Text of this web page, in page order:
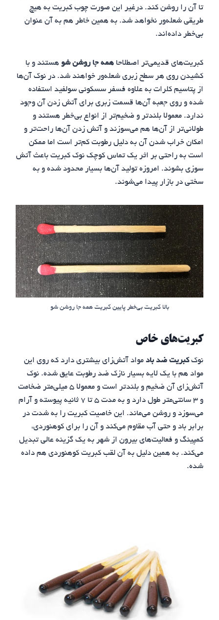
تا آن را روشن کند. درغیر این صورت چوب ‌کبریت به هیچ
طریقی شعله‌ور نخواهد شد. به همین خاطر هم به آن عنوان
بی‌خطر داده‌اند.
کبریت‌های قدیمی‌تر اصطلاحا همه جا روشن شو هستند و با
کشیدن روی هر سطح زبری شعله‌ور خواهند شد. در نوک آن‌ها
از پتاسیم کلرات به علاوه فسفر سسکوئی‌ سولفید استفاده
شده و روی جعبه آن‌ها قسمت زبری برای آتش زدن آن وجود
ندارد. معمولا بلندتر و ضخیم‌تر از انواع بی‌خطر هستند و
طولانی‌تر از آن‌ها هم می‌سوزند و آتش زدن آن‌ها راحت‌تر و
امکان خراب شدن آن به دلیل رطوبت کم‌تر است اما ممکن
است به راحتی بر اثر یک تماس کوچک نوک کبریت باعث آتش
سوزی بشوند. امروزه تولید آن‌ها بسیار محدود شده و به
سختی در بازار پیدا می‌شوند.
بالا کبریت بی‌خطر پایین کبریت همه جا روشن شو
کبریت‌های خاص
نوککبریت ضد باد مواد آتش‌زای بیشتری دارد که روی این
مواد هم با یک لایه بسیار نازک ضد رطوبت عایق شده. نوک
آتش‌زای آن ضخیم و بلندتر است و معمولا ۵ میلی‌متر ضخامت
و ۳ سانتی‌متر طول دارد و به مدت ۵ تا ۷ ثانیه پیوسته و آرام
می‌سوزد و روشن می‌ماند. این خاصیت کبریت را به شدت در
برابر باد و حتی آب مقاوم می‌کند و آن را برای کوهنوردی،
کمپینگ و فعالیت‌های بیرون از شهر به یک گزینه عالی تبدیل
می‌کند. به همین دلیل به آن لقب کبریت کوهنوردی هم داده
شده.